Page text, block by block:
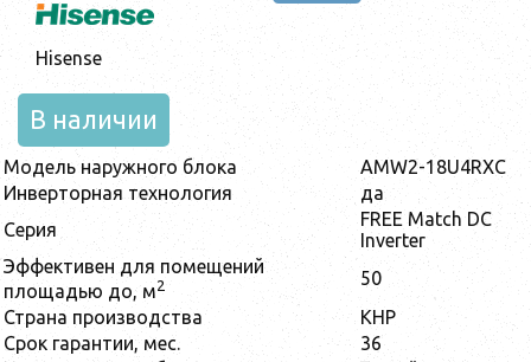
Hisense
В наличии
Модель наружного блока
AMW2-18U4RXC
Инверторная технология
да
Серия
FREE Match DC
Inverter
Эффективен для помещений
площадью до, м2
50
Страна производства
КНР
Срок гарантии, мес.
36